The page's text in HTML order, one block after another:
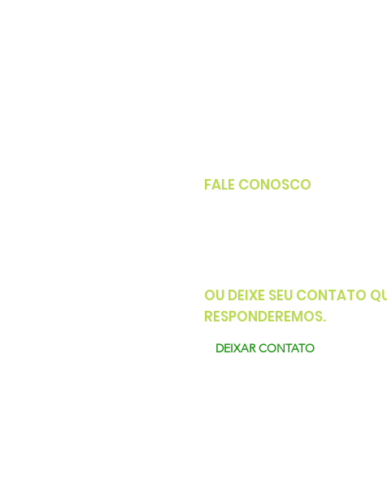
FALE CONOSCO
OU DEIXE SEU CONTATO
RESPONDEREMOS.
DEIXAR CONTATO